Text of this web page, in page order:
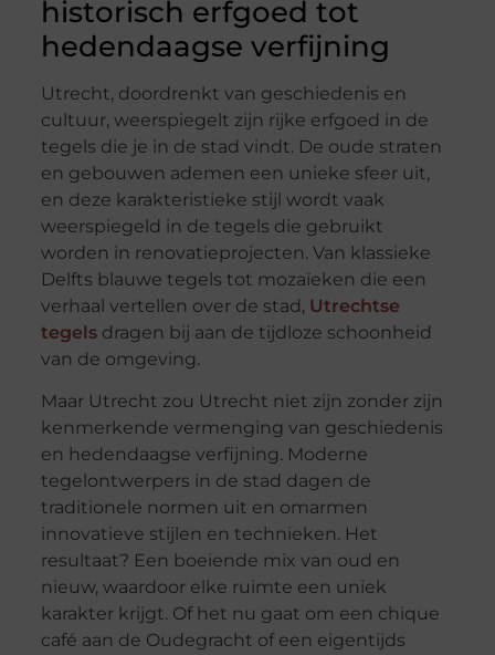
historisch erfgoed tot
hedendaagse verfijning
Utrecht, doordrenkt van geschiedenis en
cultuur, weerspiegelt zijn rijke erfgoed in de
tegels die je in de stad vindt. De oude straten
en gebouwen ademen een unieke sfeer uit,
en deze karakteristieke stijl wordt vaak
weerspiegeld in de tegels die gebruikt
worden in renovatieprojecten. Van klassieke
Delfts blauwe tegels tot mozaïeken die een
verhaal vertellen over de stad, Utrechtse
tegelsdragen bij aan de tijdloze schoonheid
van de omgeving.
Maar Utrecht zou Utrecht niet zijn zonder zijn
kenmerkende vermenging van geschiedenis
en hedendaagse verfijning. Moderne
tegelontwerpers in de stad dagen de
traditionele normen uit en omarmen
innovatieve stijlen en technieken. Het
resultaat? Een boeiende mix van oud en
nieuw, waardoor elke ruimte een uniek
karakter krijgt. Of het nu gaat om een chique
café aan de Oudegracht of een eigentijds